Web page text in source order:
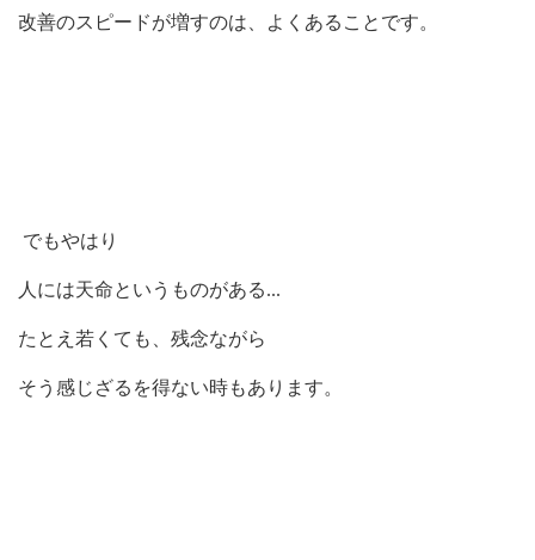
改善のスピードが増すのは、よくあることです。
でもやはり
人には天命というものがある...
たとえ若くても、残念ながら
そう感じざるを得ない時もあります。